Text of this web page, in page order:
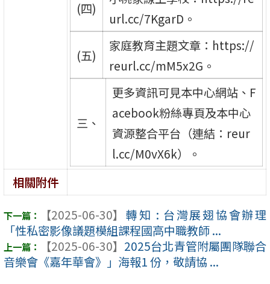
(四)
url.cc/7KgarD。
(五)
家庭教育主題文章：https://
reurl.cc/mM5x2G。
三、
更多資訊可見本中心網站、F
acebook粉絲專頁及本中心
資源整合平台（連結：reur
l.cc/M0vX6k）。
相關附件
【2025-06-30】 轉知 : 台灣展翅協會辦理
「性私密影像議題模組課程國高中職教師 ...
【2025-06-30】 2025台北青管附屬團隊聯合
音樂會《嘉年華會》」海報1 份，敬請協 ...